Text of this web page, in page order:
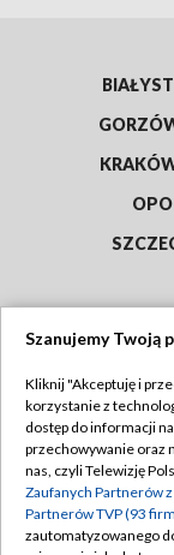
Abonament
Emisja w TVP
Centrum
Szanujemy Twoją
Kliknij "Akceptuję i
korzystanie z
dostęp do informacji
przechowywanie oraz
nas, czyli Telewizję
Zaufanych Partnerów
Partnerów TVP (93
zautomatyzowanego